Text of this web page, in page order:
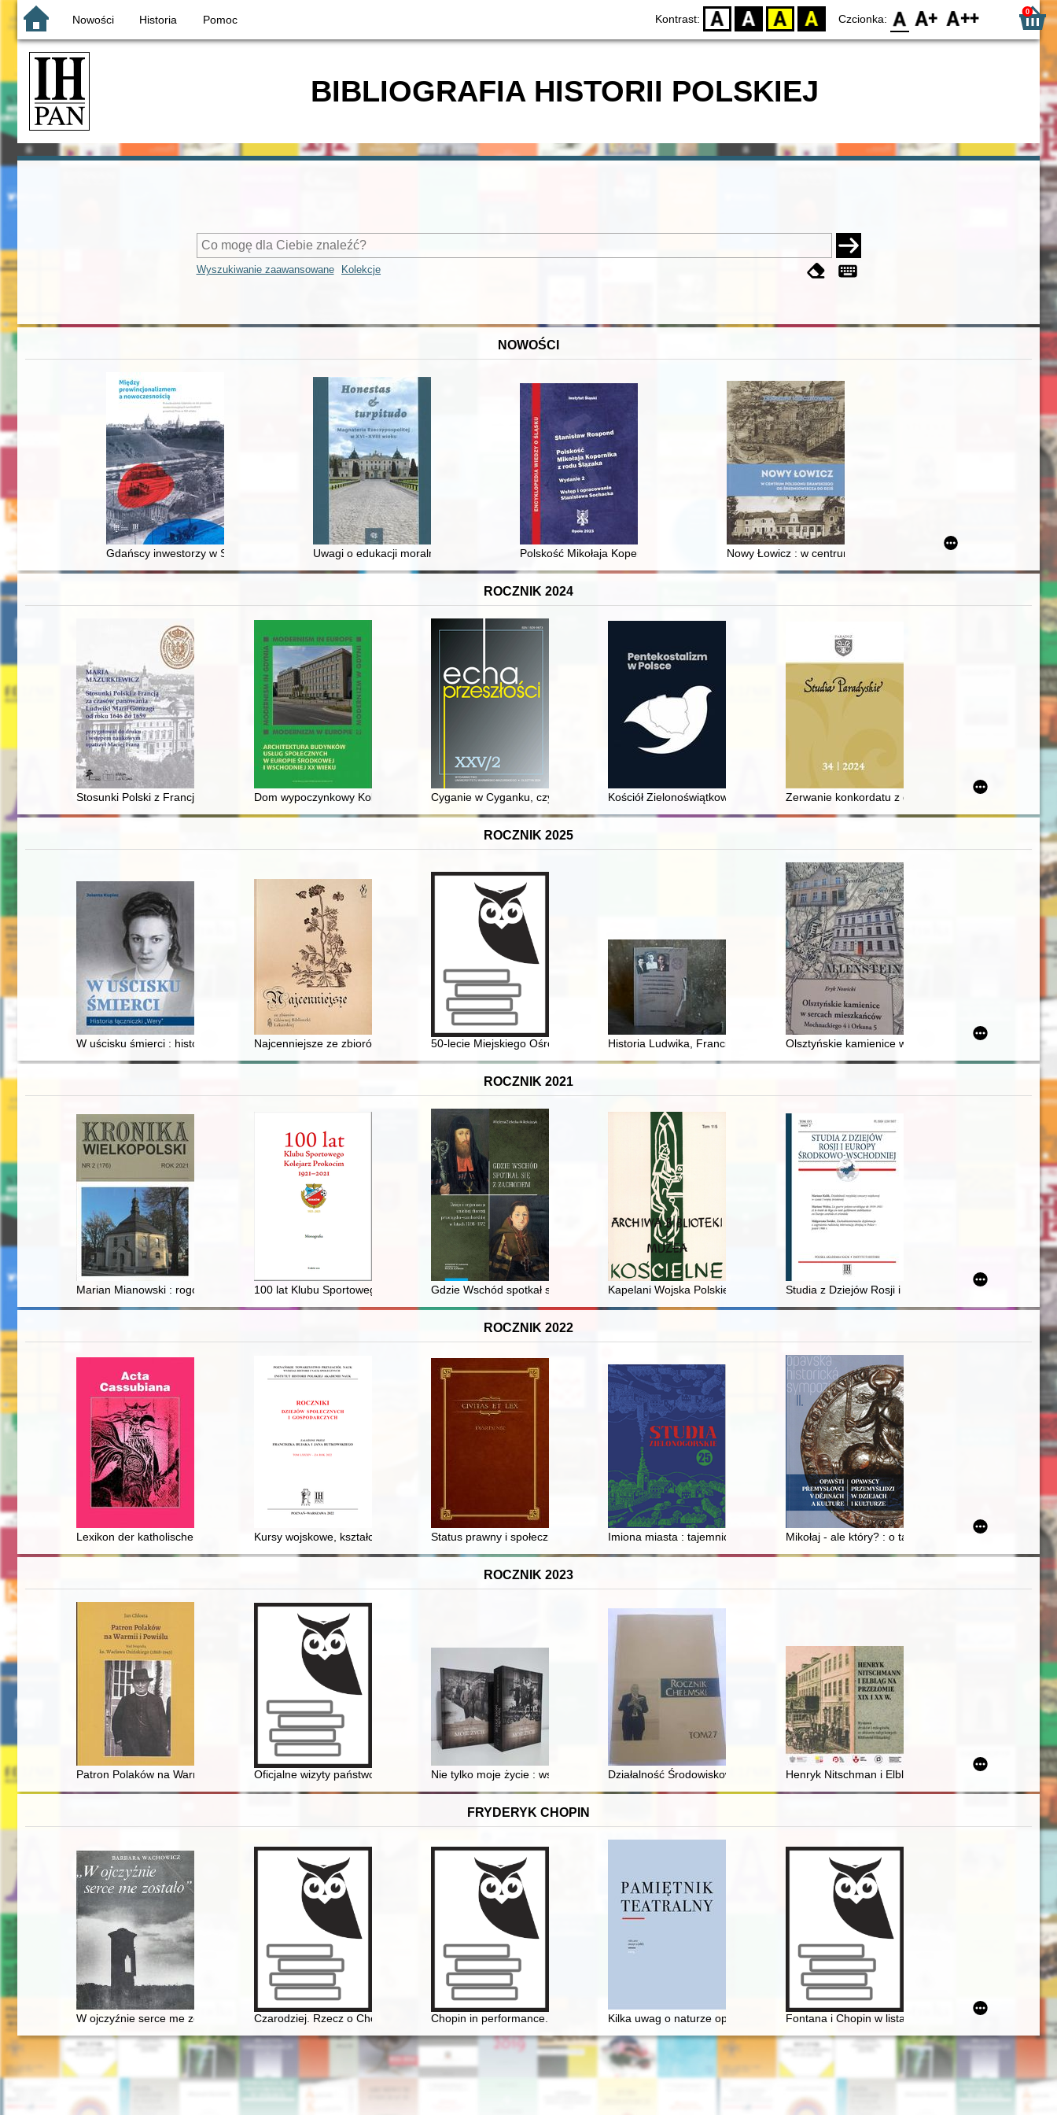
Nowości Historia Pomoc Kontrast: D BW YB BY Czcionka: F0 F1 F2 0
BIBLIOGRAFIA HISTORII POLSKIEJ
Wyszukiwanie zaawansowane Kolekcje
NOWOŚCI
Gdańscy inwestorzy w Sopocie : prestiż finansowy i towarzyski lokalnego mieszczaństwa w 2. poł. XIX w
Uwagi o edukacji moralnej synów szlacheckich w XVI-wiecznej Rzeczypospolitej
Polskość Mikołaja Kopernika z rodu ŚlązakaNowy Łowicz : w centrum poligonu drawskiego od średniowiecza
ROCZNIK 2024
Stosunki Polski z Francją za czasów panowania Ludwiki Marii Gonzagi od roku 1646 do 1659
Dom wypoczynkowy Kolejowego Przysposobienia Wojskowego jako przykład architektury równoważącej funkcje reprezentacji i rekreacji = Rail Military
Cyganie w Cyganku, czyli administracja państwowa wobec greckokatolickiej placówki duszpasterskiej w powiecie
Kościół Zielonoświątkowy w RP wobec kwestii współpracy swoich duchownych ze Służbą
Zerwanie konkordatu z dnia 10 lutego 1925 roku
ROCZNIK 2025
W uścisku śmierci : historia łączniczki "Wery"Najcenniejsze ze zbiorów Głównej Biblioteki Lekarskiej50-lecie Miejskiego Ośrodka Sportu i Rekreacji w Łańcucie : 1975-2025Historia Ludwika, Franciszka i Filomeny Kamińskich : rodzeństwa czasów II wojny
Olsztyńskie kamienice w sercach mieszkańców :
ROCZNIK 2021
Marian Mianowski : rogoziński regionalista100 lat Klubu Sportowego Kolejarz Prokocim 1921-2021 : monografiaGdzie Wschód spotkał się z Zachodem : dzieje i organizacja unickiej diecezji przemysko-samborskiej w latach 1596-1772
Kapelani Wojska Polskiego w oflagu w Rotenburgu (XII 1939 - IV 1940) : historia jednej
Studia z Dziejów Rosji i Europy Środkowo-
ROCZNIK 2022
Lexikon der katholischen Bischöfe im Polen des Goldenen Zeitalters 1500-1600 - recenzja]
Kursy wojskowe, kształcenie zawodowe oraz praktyka rzemieślnicza uczestników emigracji polistopadowej we Francji w latach 1831-1834
Status prawny i społeczny kobiet w XVII wieku w świetle testamentów szlachty Prus Królewskich
Imiona miasta : tajemnica Prasiae ElysiorumMikołaj - ale który? : o tajemniczych halerzach
ROCZNIK 2023
Patron Polaków na Warmii i Powiślu : nad biografią ks. Wacława Osińskiego (1868-1945)
Oficjalne wizyty państwowe w Toruniu w latach 1920-1939 = Official state visits to Toruń from 1920 to 1939 = Offizielle Staatsbesuche in Toruń in den Jahren
Nie tylko moje życie : wspomnienia Antoniego hrabiego Wielopolskiego. T. 2
Działalność Środowiskowego Domu Samopomocy w Chełmie w latach 1997-2018
Henryk Nitschman i Elbląg na przełomie XIX i XX w.
FRYDERYK CHOPIN
W ojczyźnie serce me zostało". Szlakiem Mickiewicza, Słowackiego, Chopina, Sienkiewicza, Orzeszkowej, Reymonta, Żeromskiego, Wańkowicza
Czarodziej. Rzecz o Chopinie [1810-1849]Chopin in performance. History, theory, practiceKilka uwag o naturze opery, czyli dlaczego Fryderyk Chopin nie został twórcą opery
Fontana i Chopin w listach